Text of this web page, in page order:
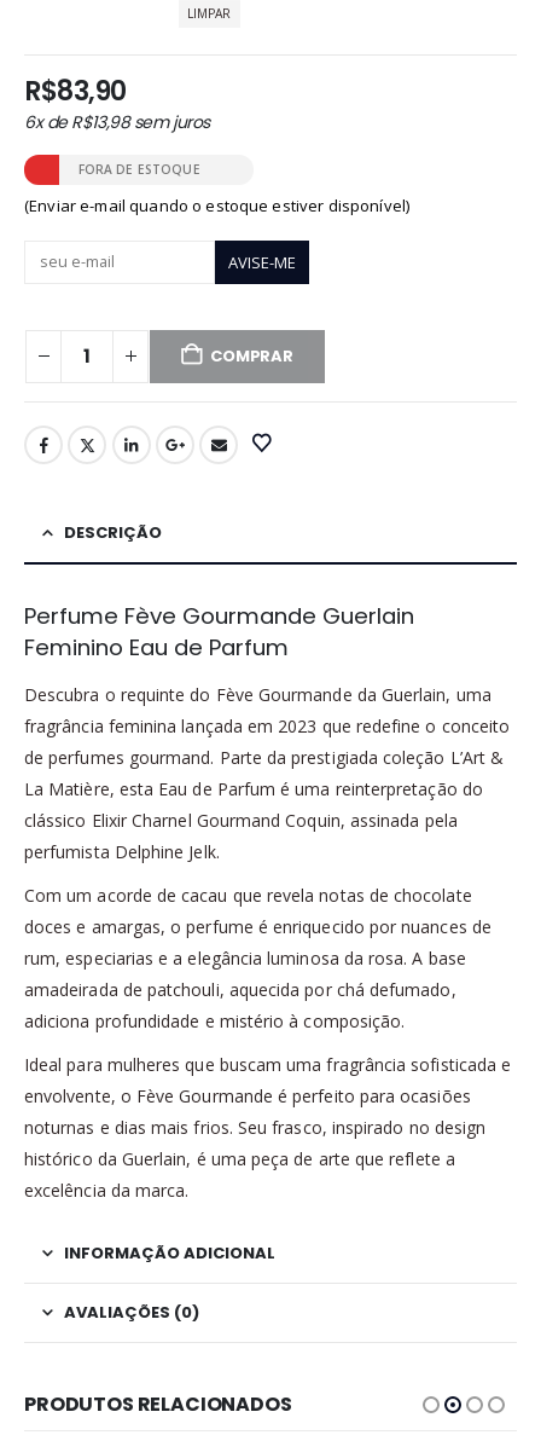
LIMPAR
R$83,90
6x deR$13,98sem juros
FORA DE ESTOQUE
(Enviar e-mail quando o estoque estiver disponível)
COMPRAR
DESCRIÇÃO
Perfume Fève Gourmande Guerlain
Feminino Eau de Parfum
Descubra o requinte do Fève Gourmande da Guerlain, uma
fragrância feminina lançada em 2023 que redefine o conceito
de perfumes gourmand. Parte da prestigiada coleção L’Art &
La Matière, esta Eau de Parfum é uma reinterpretação do
clássico Elixir Charnel Gourmand Coquin, assinada pela
perfumista Delphine Jelk.​
Com um acorde de cacau que revela notas de chocolate
doces e amargas, o perfume é enriquecido por nuances de
rum, especiarias e a elegância luminosa da rosa. A base
amadeirada de patchouli, aquecida por chá defumado,
adiciona profundidade e mistério à composição.​
Ideal para mulheres que buscam uma fragrância sofisticada e
envolvente, o Fève Gourmande é perfeito para ocasiões
noturnas e dias mais frios. Seu frasco, inspirado no design
histórico da Guerlain, é uma peça de arte que reflete a
excelência da marca.​
INFORMAÇÃO ADICIONAL
AVALIAÇÕES (0)
PRODUTOS RELACIONADOS